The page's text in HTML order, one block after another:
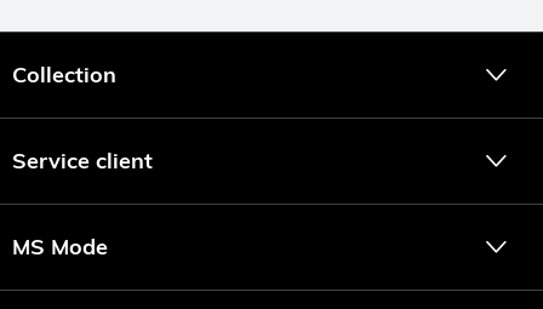
Collection
Service client
MS Mode